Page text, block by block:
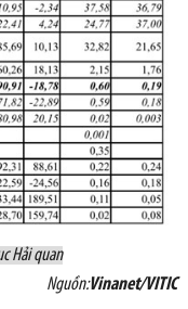
Hải quan
Nguồn:Vinanet/VITIC